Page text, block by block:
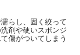
らし、固く絞って
剤や硬いスポンジ
傷がついてしまう